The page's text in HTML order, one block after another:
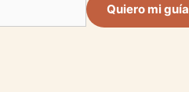
Quiero mi guía